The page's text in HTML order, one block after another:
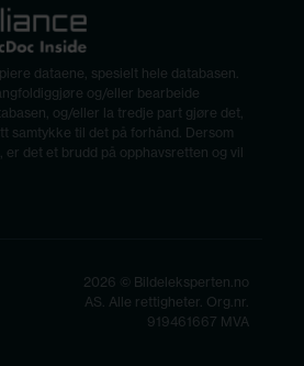
dataene, spesielt hele databasen.
og/eller bearbeide
og/eller la tredje part gjøre det,
samtykke til det på forhånd. Dersom
er det et brudd på opphavsretten og vil
2026 © Bildeleksperten.no
AS. Alle rettigheter. Org.nr.
919461667 MVA